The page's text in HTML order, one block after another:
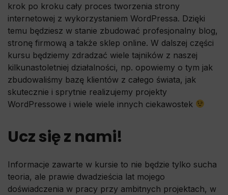
krok po kroku cały proces tworzenia strony
internetowej z wykorzystaniem WordPressa. Dzięki
temu będziesz w stanie zbudować profesjonalny blog,
stronę firmową a także sklep online. W dalszej części
kursu będziemy zdradzać wiele tajników z naszej
kilkunastoletniej działalności, np. opowiemy o tym jak
zbudowaliśmy bazę klientów z całego świata, jak
skutecznie i sprytnie realizujemy projekty
WordPressowe i wiele wiele innych ciekawostek
Ucz się z nami!
Informacje zawarte w kursie to nie będzie tylko sucha
teoria, ale prawie dwadzieścia lat mojego
doświadczenia w pracy przy ambitnych projektach, w